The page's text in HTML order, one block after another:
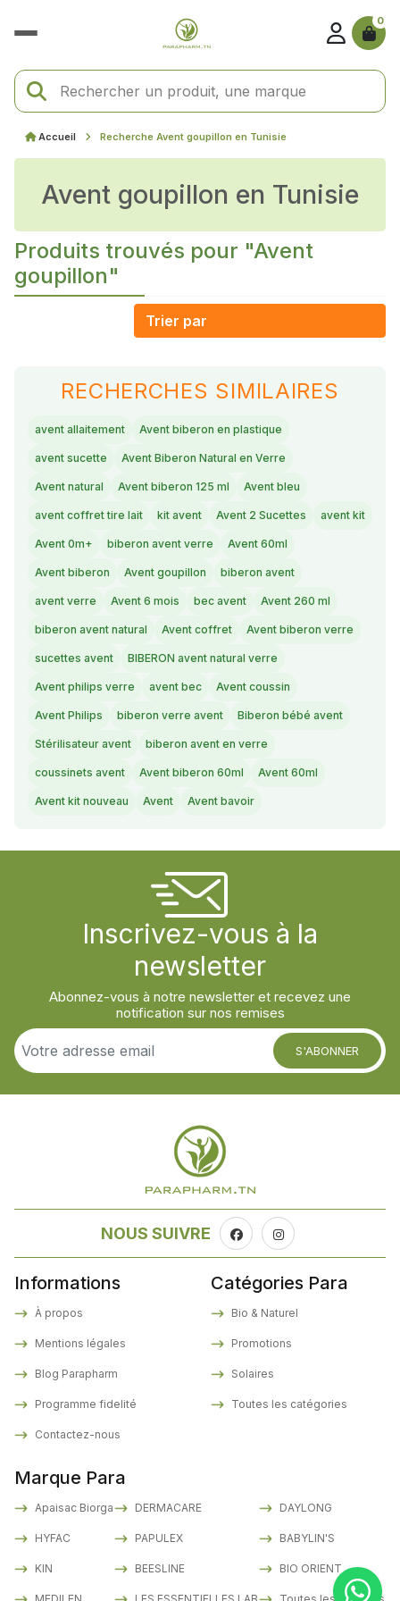
0
Accueil Recherche Avent goupillon en Tunisie
Avent goupillon en Tunisie
Produits trouvés pour "Avent
goupillon"
RECHERCHES SIMILAIRES
avent allaitement Avent biberon en plastique
avent sucette Avent Biberon Natural en Verre
Avent natural Avent biberon 125 ml Avent bleu
avent coffret tire lait kit avent Avent 2 Sucettes avent kit
Avent 0m+ biberon avent verre Avent 60ml
Avent biberon Avent goupillon biberon avent
avent verre Avent 6 mois bec avent Avent 260 ml
biberon avent natural Avent coffret Avent biberon verre
sucettes avent BIBERON avent natural verre
Avent philips verre avent bec Avent coussin
Avent Philips biberon verre avent Biberon bébé avent
Stérilisateur avent biberon avent en verre
coussinets avent Avent biberon 60ml Avent 60ml
Avent kit nouveau Avent Avent bavoir
Inscrivez-vous à la
newsletter
Abonnez-vous à notre newsletter et recevez une
notification sur nos remises
S'ABONNER
NOUS SUIVRE
Informations
À propos
Mentions légales
Blog Parapharm
Programme fidelité
Contactez-nous
Marque Para
Apaisac Biorga
HYFAC
KIN
DERMACARE
PAPULEX
BEESLINE
DAYLONG
BABYLIN'S
BIO ORIENT
Catégories Para
Bio & Naturel
Promotions
Solaires
Toutes les catégories